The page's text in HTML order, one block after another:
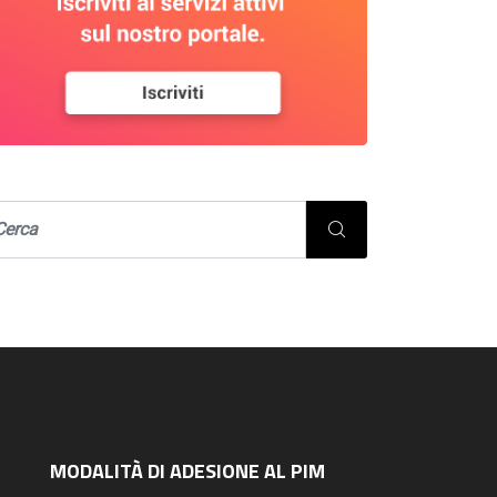
MODALITÀ DI ADESIONE AL PIM